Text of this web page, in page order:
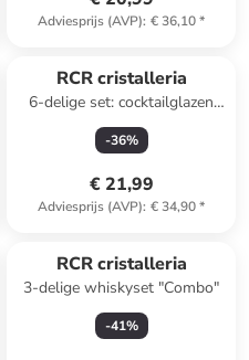
Adviesprijs (AVP): € 36,10*
RCR cristalleria
6-delige set: cocktailglazen
"Timeless" - 370 ml
-36%
€ 21,99
Adviesprijs (AVP): € 34,90*
RCR cristalleria
3-delige whiskyset "Combo"
-41%